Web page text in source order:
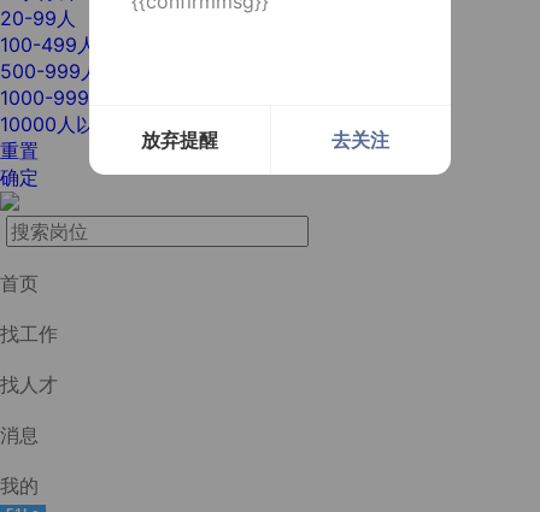
放弃提醒 去关注
20-99人
100-499人
500-999人
1000-9999人
10000人以上
重置
确定
首页
找工作
找人才
消息
我的